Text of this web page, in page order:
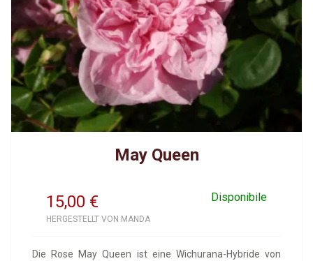
May Queen
15,00 Disponibile
€
HERGESTELLT VON MANDA
Die Rose May Queen ist eine Wichurana-Hybride von